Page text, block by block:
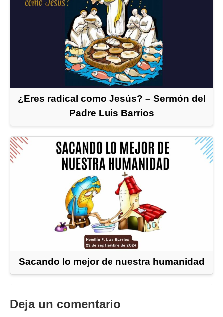
¿Eres radical como Jesús? – Sermón del
Padre Luis Barrios
Sacando lo mejor de nuestra humanidad
Deja un comentario